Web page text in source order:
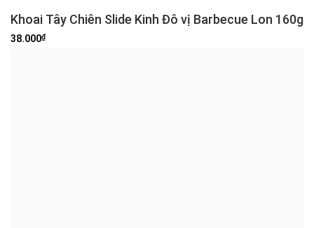
Khoai Tây Chiên Slide Kinh Đô vị Barbecue Lon 160g
38.000₫